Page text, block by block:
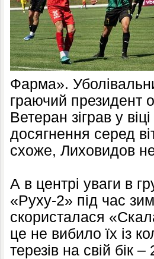
Фарма».
граючий президент
Ветеран зіграв у
досягнення серед
схоже, Лиховидов
А в центрі уваги в
«Руху-2» під час
скористалася
це не вибило їх із
терезів на свій бік –